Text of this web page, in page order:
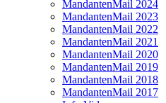
MandantenMail 2024
MandantenMail 2023
MandantenMail 2022
MandantenMail 2021
MandantenMail 2020
MandantenMail 2019
MandantenMail 2018
MandantenMail 2017